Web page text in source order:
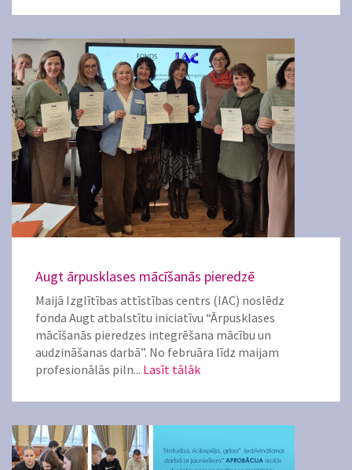
Augt ārpusklases mācīšanās pieredzē
Maijā Izglītības attīstības centrs (IAC) noslēdz
fonda Augt atbalstītu iniciatīvu “Ārpusklases
mācīšanās pieredzes integrēšana mācību un
audzināšanas darbā”. No februāra līdz maijam
profesionālās piln... Lasīt tālāk